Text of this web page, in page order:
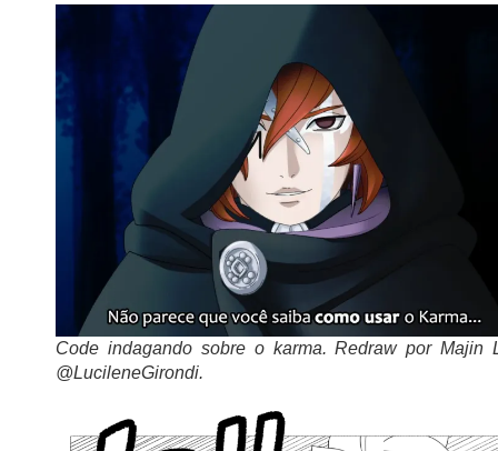
Code indagando sobre o karma. Redraw por Majin
@LucileneGirondi.